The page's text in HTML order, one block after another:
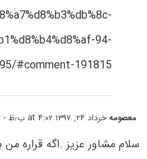
94-
95/#comment-191815
معصومهخرداد ۲۴, ۱۳۹۷ at ۴:۰۲ ب٫ظ - Reply
سلام مشاور عزیز .اگه قراره